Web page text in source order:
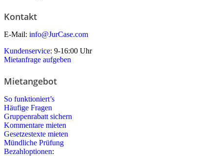
Kontakt
E-Mail: info@JurCase.com
Kundenservice: 9-16:00 Uhr
Mietanfrage aufgeben
Mietangebot
So funktioniert’s
Häufige Fragen
Gruppenrabatt sichern
Kommentare mieten
Gesetzestexte mieten
Mündliche Prüfung
Bezahloptionen: